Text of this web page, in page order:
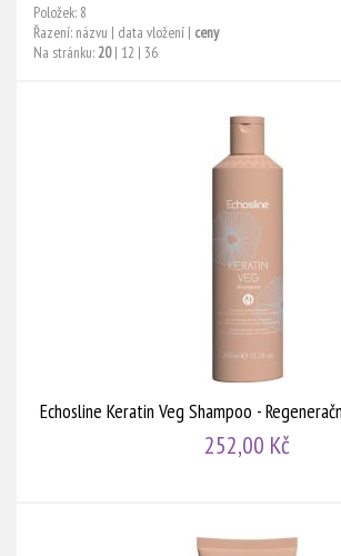
Položek: 8
Řazení: názvu | data vložení | ceny
Na stránku:20| 12 | 36
Echosline Keratin Veg Shampoo -
252,00 Kč